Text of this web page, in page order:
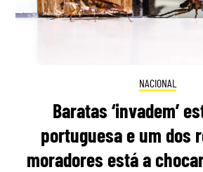
NACIONAL
Baratas ‘invadem’
portuguesa e um dos
moradores está a